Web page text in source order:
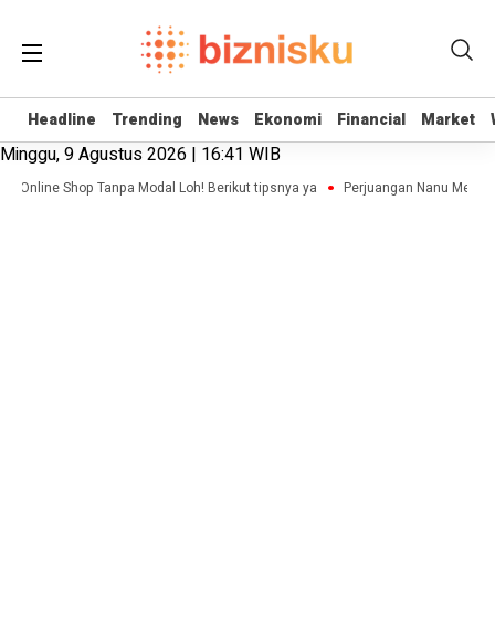
Headline Trending News Ekonomi Financial Market
Headline Trending News Ekonomi Financial Market
Minggu, 9 Agustus 2026 | 16:41 WIB
Online Shop Tanpa Modal Loh! Berikut tipsnya ya Perjuangan Nanu